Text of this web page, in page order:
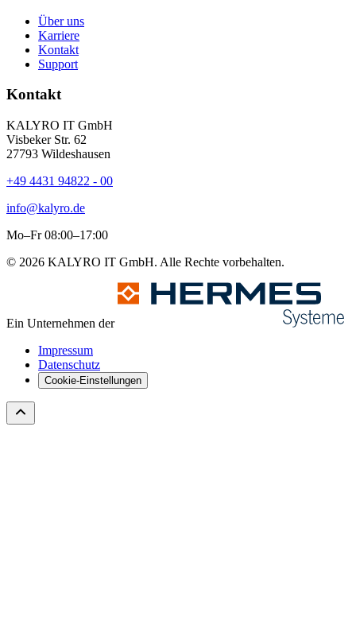
Über uns
Karriere
Kontakt
Support
Kontakt
KALYRO IT GmbH
Visbeker Str. 62
27793 Wildeshausen
+49 4431 94822 - 00
info@kalyro.de
Mo–Fr 08:00–17:00
© 2026 KALYRO IT GmbH. Alle Rechte vorbehalten.
Ein Unternehmen der
Impressum
Datenschutz
Cookie-Einstellungen